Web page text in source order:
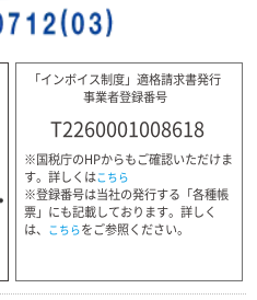
「インボイス制度」適格請求書発行
事業者登録番号
T2260001008618
※国税庁のHPからもご確認いただけま
す。詳しくはこちら
※登録番号は当社の発行する「各種帳
票」にも記載しております。詳しく
は、 こちらをご参照ください。